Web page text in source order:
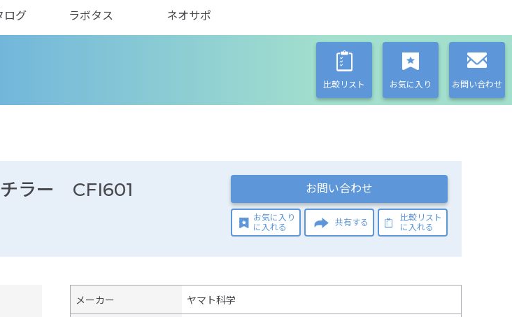
ログ ラボタス ネオサポ
比較リスト お気に入り お問い合わせ
チラー CFI601 お問い合わせ
お気に入り
に入れる
共有する
比較リスト
に入れる
メーカー ヤマト科学